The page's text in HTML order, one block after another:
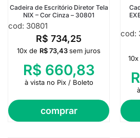
Cadeira de Escritório Diretor Tela
NIX – Cor Cinza – 30801
cod: 30801
R$ 734,25
comprar
10x de R$73,43sem juros
R$ 660,83
à vista no Pix / Boleto
cod: